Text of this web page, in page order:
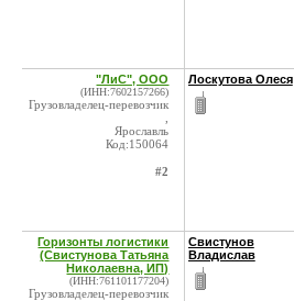
"ЛиС", ООО
(ИНН:7602157266)
Грузовладелец-перевозчик
Ярославль
Код:150064
#2
Лоскутова Олеся
Горизонты логистики
(Свистунова Татьяна
Николаевна, ИП)
(ИНН:761101177204)
Грузовладелец-перевозчик
Свистунов
Владислав